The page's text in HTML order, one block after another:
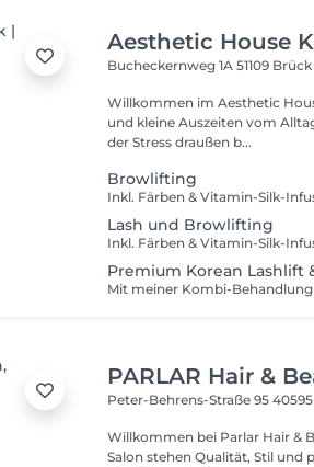
Aesthetic House
Bucheckernweg 1A51109 Brück
Willkommen im Aesthetic
und kleine Auszeiten vom
der Stress draußen b...
Browlifting
Inkl. Färben & Vitamin-Silk-
Lash und Browlifting
Inkl. Färben & Vitamin-Silk-
Premium Korean Lashlift
PARLAR Hair &
Peter-Behrens-Straße 95
Willkommen bei Parlar Hair &
Salon stehen Qualität, Stil und